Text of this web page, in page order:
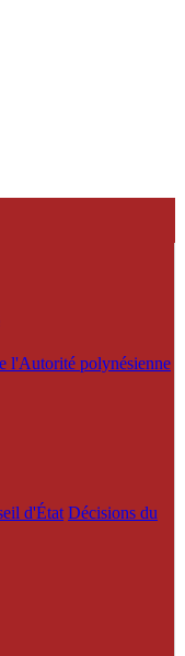
l'Autorité polynésienne
d'État Décisions du